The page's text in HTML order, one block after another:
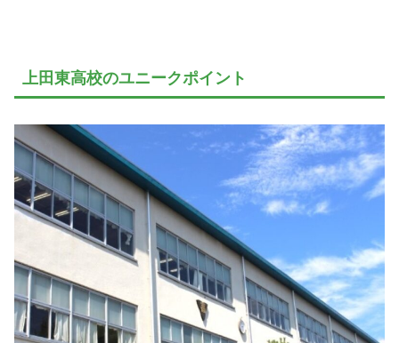
上田東高校のユニークポイント